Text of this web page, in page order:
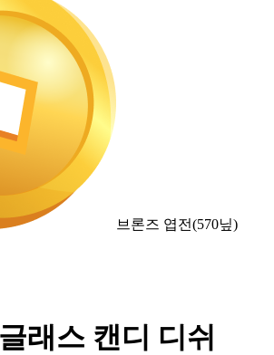
브론즈 엽전(570닢)
래스 캔디 디쉬